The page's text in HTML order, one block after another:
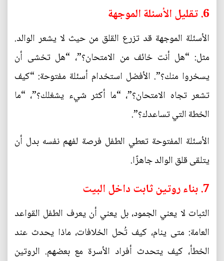
6. تقليل الأسئلة الموجهة
الأسئلة الموجهة قد تزرع القلق من حيث لا يشعر الوالد.
مثل: “هل أنت خائف من الامتحان؟”، “هل تخشى أن
يسخروا منك؟”. الأفضل استخدام أسئلة مفتوحة: “كيف
تشعر تجاه الامتحان؟”، “ما أكثر شيء يشغلك؟”، “ما
الخطة التي تساعدك؟”.
الأسئلة المفتوحة تعطي الطفل فرصة لفهم نفسه بدل أن
يتلقى قلق الوالد جاهزًا.
7. بناء روتين ثابت داخل البيت
الثبات لا يعني الجمود، بل يعني أن يعرف الطفل القواعد
العامة: متى ينام، كيف تُحل الخلافات، ماذا يحدث عند
الخطأ، كيف يتحدث أفراد الأسرة مع بعضهم. الروتين